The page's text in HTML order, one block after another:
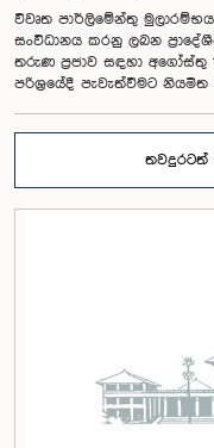
විවෘත පාර්ලිමේන්තු
සංවිධානය කරනු ලබන
තරුණ ප්‍රජාව සඳහා අගෝස්තු
පරිශ්‍රයේදී පැවැත්වීමට
සහභාගීත්වයෙන් විවෘත
අරමුණින් මෙම වැඩමුළු
මන්ත්‍රීවරු මෙන්ම ගම්පහ
සංසදයේ සාමාජික මන්ත්‍රීවරු
සපයන සංවර්ධන සහකරු වන
ආයතනයේ නියෝජිතයෝ එක්ව
අපේක්ෂා කරන ගම්පහ
https://forms.gle/
සම්පූර්ණ කොට ලියාපදිංචි